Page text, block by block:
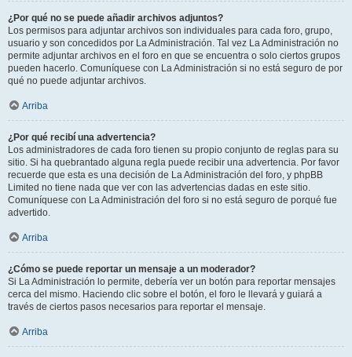
¿Por qué no se puede añadir archivos adjuntos?
Los permisos para adjuntar archivos son individuales para cada foro, grupo,
usuario y son concedidos por La Administración. Tal vez La Administración no
permite adjuntar archivos en el foro en que se encuentra o solo ciertos grupos
pueden hacerlo. Comuníquese con La Administración si no está seguro de por
qué no puede adjuntar archivos.
Arriba
¿Por qué recibí una advertencia?
Los administradores de cada foro tienen su propio conjunto de reglas para su
sitio. Si ha quebrantado alguna regla puede recibir una advertencia. Por favor
recuerde que esta es una decisión de La Administración del foro, y phpBB
Limited no tiene nada que ver con las advertencias dadas en este sitio.
Comuníquese con La Administración del foro si no está seguro de porqué fue
advertido.
Arriba
¿Cómo se puede reportar un mensaje a un moderador?
Si La Administración lo permite, debería ver un botón para reportar mensajes
cerca del mismo. Haciendo clic sobre el botón, el foro le llevará y guiará a
través de ciertos pasos necesarios para reportar el mensaje.
Arriba